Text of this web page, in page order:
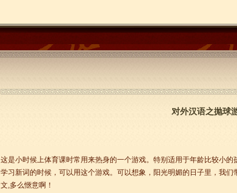
对外汉语之抛球
这是小时候上体育课时常用来热身的一个游戏。特别适用于年龄比较小
学习新词的时候，可以用这个游戏。可以想象，阳光明媚的日子里，我
文,多么愜意啊！